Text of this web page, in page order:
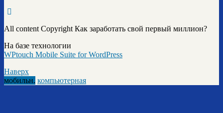
All content Copyright Как заработать свой первый миллион?
На базе технологии
WPtouch Mobile Suite for WordPress
Наверх
мобильн. компьютерная